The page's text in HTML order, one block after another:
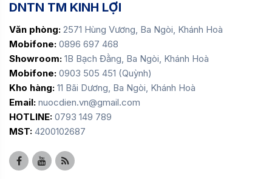
DNTN TM KINH LỢI
Văn phòng: 2571 Hùng Vương, Ba Ngòi, Khánh Hoà
Mobifone: 0896 697 468
Showroom: 1B Bạch Đằng, Ba Ngòi, Khánh Hoà
Mobifone: 0903 505 451 (Quỳnh)
Kho hàng: 11 Bãi Dương, Ba Ngòi, Khánh Hoà
Email: nuocdien.vn@gmail.com
HOTLINE: 0793 149 789
MST: 4200102687